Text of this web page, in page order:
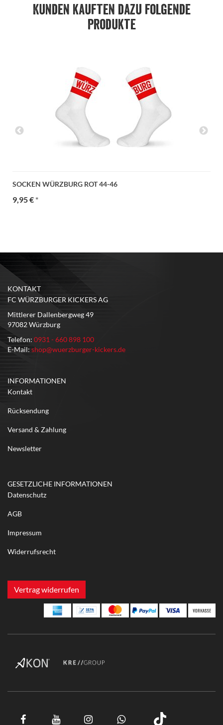
Kunden kauften dazu folgende
Produkte
SOCKEN WÜRZBURG ROT 44-46
9,95 €*
KONTAKT
FC WÜRZBURGER KICKERS AG
Mittlerer Dallenbergweg 49
97082 Würzburg
Telefon: 0931 - 660 898 100
E-Mail: shop@wuerzburger-kickers.de
INFORMATIONEN
Kontakt
Rücksendung
Versand & Zahlung
Newsletter
GESETZLICHE INFORMATIONEN
Datenschutz
AGB
Impressum
Widerrufsrecht
Vertrag widerrufen